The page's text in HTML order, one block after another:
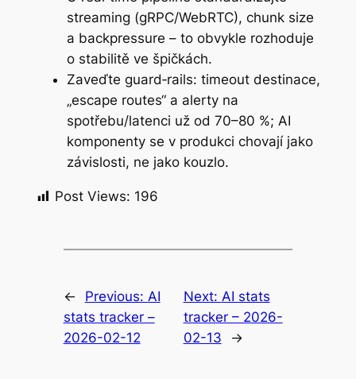
streaming (gRPC/WebRTC), chunk size
a backpressure – to obvykle rozhoduje
o stabilitě ve špičkách.
Zaveďte guard‑rails: timeout destinace,
„escape routes“ a alerty na
spotřebu/latenci už od 70–80 %; AI
komponenty se v produkci chovají jako
závislosti, ne jako kouzlo.
Post Views: 196
← Previous: AI
stats tracker –
2026-02-12
Next: AI stats
tracker – 2026-
02-13
→